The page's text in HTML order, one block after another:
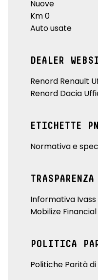
Nuove
Km 0
Auto usate
DEALER
Renord Renault
Renord Dacia
ETICHETTE
Normativa e
Informativa Ivass
Mobilize
POLITICA
Politiche Parità